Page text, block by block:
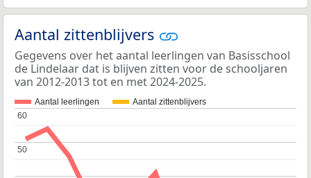
Aantal zittenblijvers
Gegevens over het aantal leerlingen van Basisschool
de Lindelaar dat is blijven zitten voor de schooljaren
van 2012-2013 tot en met 2024-2025.
Aantal leerlingen Aantal zittenblijvers
50
50
60
60